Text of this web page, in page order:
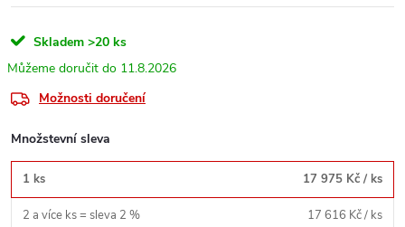
Skladem >20 ks
11.8.2026
Možnosti doručení
Množstevní sleva
1 ks 17 975 Kč / ks
2 a více ks = sleva 2 % 17 616 Kč/ ks